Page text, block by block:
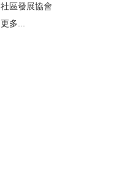
社區發展協會
更多...